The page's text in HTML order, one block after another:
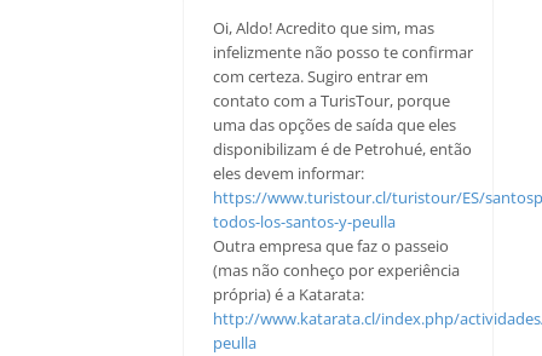
Oi, Aldo! Acredito que sim, mas
infelizmente não posso te confirmar
com certeza. Sugiro entrar em
contato com a TurisTour, porque
uma das opções de saída que eles
disponibilizam é de Petrohué, então
eles devem informar:
https://www.turistour.cl/turistour/ES/
todos-los-santos-y-peulla
Outra empresa que faz o passeio
(mas não conheço por experiência
própria) é a Katarata:
http://www.katarata.cl/index.php/
peulla